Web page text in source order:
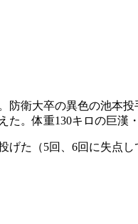
衛大卒の異色の池本投
た。体重130キロの巨漢
た（5回、6回に失点し